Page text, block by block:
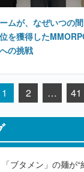
ムが、なぜいつの
を獲得した
の挑戦
1 2 … 41
「ブタメン」の麺が